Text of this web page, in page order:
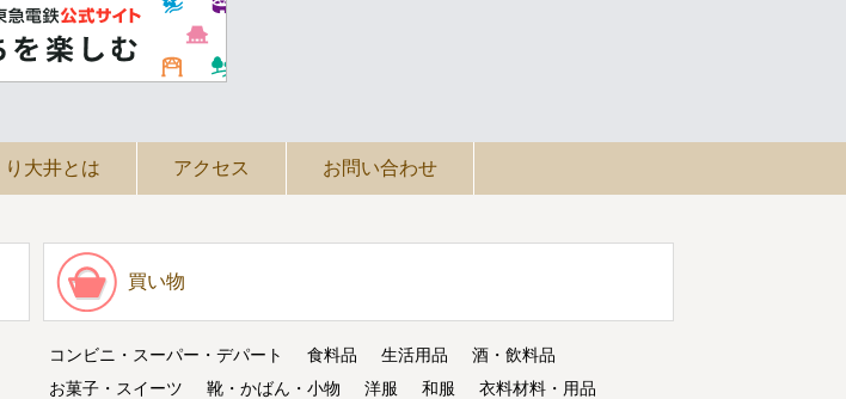
り大井とは アクセス お問い合わせ
買い物
コンビニ・スーパー・デパート 食料品 生活用品
酒・飲料品
お菓子・スイーツ
靴・かばん・小物 洋服 和服
衣料材料・用品